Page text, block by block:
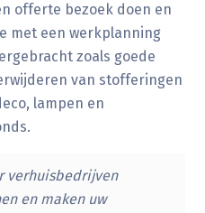
offerte bezoek doen en
met een werkplanning
zoals goede
van stofferingen
lampen en
verhuisbedrijven
en maken uw